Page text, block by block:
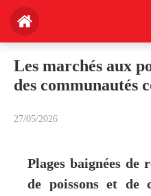
Les marchés aux
des communautés
27/05/2026
Plages baignées de
de poissons et de